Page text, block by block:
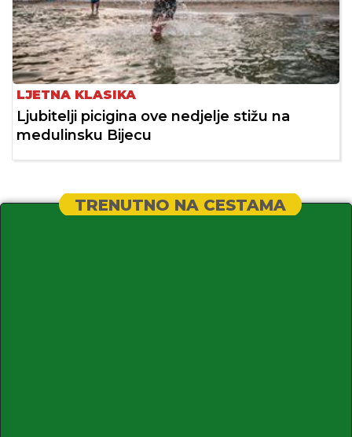
LJETNA KLASIKA
Ljubitelji picigina ove nedjelje stižu na
medulinsku Bijecu
TRENUTNO NA CESTAMA